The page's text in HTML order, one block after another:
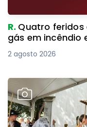
R. Quatro feridos
gás em incêndio
2 agosto 2026